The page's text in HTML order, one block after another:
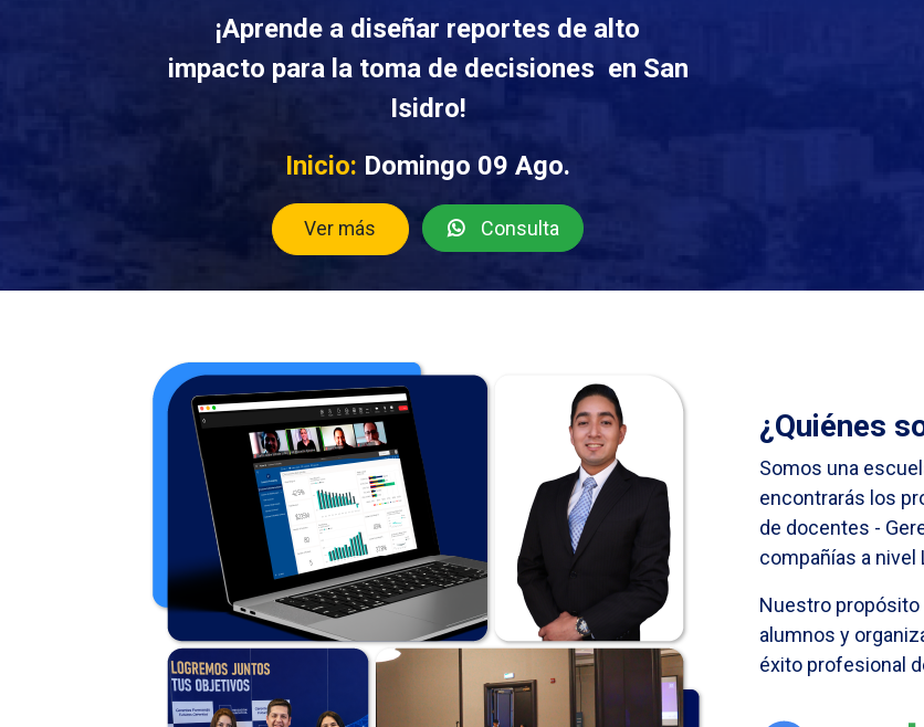
¡Aprende a diseñar reportes de alto
impacto para la toma de decisiones en San
Isidro!
Inicio: Domingo 09 Ago.
Ver más Consulta
¿Quiénes
Somos una
encontrarás los
de docentes -
compañías a nivel
Nuestro propósito
alumnos y
éxito profesional